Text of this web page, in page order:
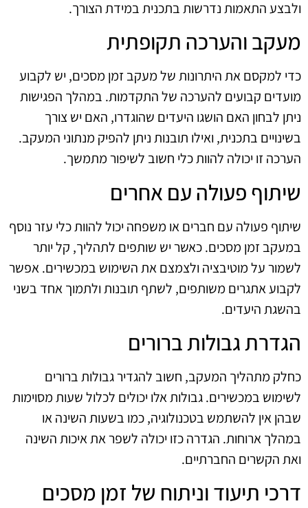
ולבצע התאמות נדרשות בתכנית במידת הצורך.
מעקב והערכה תקופתית
כדי למקסם את היתרונות של מעקב זמן מסכים, יש לקבוע
מועדים קבועים להערכה של התקדמות. במהלך הפגישות
ניתן לבחון האם הושגו היעדים שהוגדרו, האם יש צורך
בשינויים בתכנית, ואילו תובנות ניתן להפיק מנתוני המעקב.
הערכה זו יכולה להוות כלי חשוב לשיפור מתמשך.
שיתוף פעולה עם אחרים
שיתוף פעולה עם חברים או משפחה יכול להוות כלי עזר נוסף
במעקב זמן מסכים. כאשר יש שותפים לתהליך, קל יותר
לשמור על מוטיבציה ולצמצם את השימוש במכשירים. אפשר
לקבוע אתגרים משותפים, לשתף תובנות ולתמוך אחד בשני
בהשגת היעדים.
הגדרת גבולות ברורים
כחלק מתהליך המעקב, חשוב להגדיר גבולות ברורים
לשימוש במכשירים. גבולות אלו יכולים לכלול שעות מסוימות
שבהן אין להשתמש בטכנולוגיה, כמו בשעות השינה או
במהלך ארוחות. הגדרה כזו יכולה לשפר את איכות השינה
ואת הקשרים החברתיים.
דרכי תיעוד וניתוח של זמן מסכים